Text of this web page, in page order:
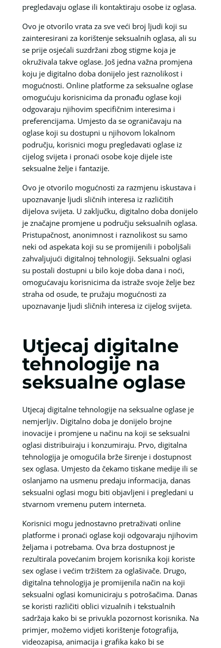
pregledavaju oglase ili kontaktiraju osobe iz oglasa.
Ovo je otvorilo vrata za sve veći broj ljudi koji su
zainteresirani za korištenje seksualnih oglasa, ali su
se prije osjećali suzdržani zbog stigme koja je
okruživala takve oglase. Još jedna važna promjena
koju je digitalno doba donijelo jest raznolikost i
mogućnosti. Online platforme za seksualne oglase
omogućuju korisnicima da pronađu oglase koji
odgovaraju njihovim specifičnim interesima i
preferencijama. Umjesto da se ograničavaju na
oglase koji su dostupni u njihovom lokalnom
području, korisnici mogu pregledavati oglase iz
cijelog svijeta i pronaći osobe koje dijele iste
seksualne želje i fantazije.
Ovo je otvorilo mogućnosti za razmjenu iskustava i
upoznavanje ljudi sličnih interesa iz različitih
dijelova svijeta. U zaključku, digitalno doba donijelo
je značajne promjene u području seksualnih oglasa.
Pristupačnost, anonimnost i raznolikost su samo
neki od aspekata koji su se promijenili i poboljšali
zahvaljujući digitalnoj tehnologiji. Seksualni oglasi
su postali dostupni u bilo koje doba dana i noći,
omogućavaju korisnicima da istraže svoje želje bez
straha od osude, te pružaju mogućnosti za
upoznavanje ljudi sličnih interesa iz cijelog svijeta.
Utjecaj digitalne
tehnologije na
seksualne oglase
Utjecaj digitalne tehnologije na seksualne oglase je
nemjerljiv. Digitalno doba je donijelo brojne
inovacije i promjene u načinu na koji se seksualni
oglasi distribuiraju i konzumiraju. Prvo, digitalna
tehnologija je omogućila brže širenje i dostupnost
sex oglasa. Umjesto da čekamo tiskane medije ili se
oslanjamo na usmenu predaju informacija, danas
seksualni oglasi mogu biti objavljeni i pregledani u
stvarnom vremenu putem interneta.
Korisnici mogu jednostavno pretraživati online
platforme i pronaći oglase koji odgovaraju njihovim
željama i potrebama. Ova brza dostupnost je
rezultirala povećanim brojem korisnika koji koriste
sex oglase i većim tržištem za oglašivače. Drugo,
digitalna tehnologija je promijenila način na koji
seksualni oglasi komuniciraju s potrošačima. Danas
se koristi različiti oblici vizualnih i tekstualnih
sadržaja kako bi se privukla pozornost korisnika. Na
primjer, možemo vidjeti korištenje fotografija,
videozapisa, animacija i grafika kako bi se